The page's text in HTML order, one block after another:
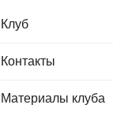
Клуб
Контакты
Материалы клуба